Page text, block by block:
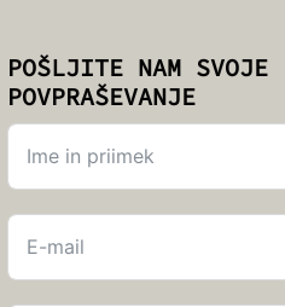
POŠLJITE NAM SVOJE
POVPRAŠEVANJE